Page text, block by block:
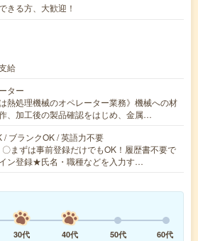
きる方、大歓迎！
給
ター
熱処理機械のオペレーター業務》機械への材
、加工後の製品確認をはじめ、金属…
/ ブランクOK / 英語力不要
まずは事前登録だけでもOK！履歴書不要で
ン登録★氏名・職種などを入力す…
30代 40代 50代 60代